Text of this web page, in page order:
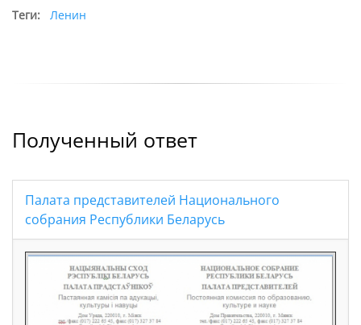
Теги: Ленин
Полученный ответ
Палата представителей Национального
собрания Республики Беларусь